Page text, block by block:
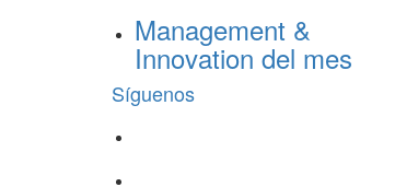
Management &
Innovation del mes
Síguenos